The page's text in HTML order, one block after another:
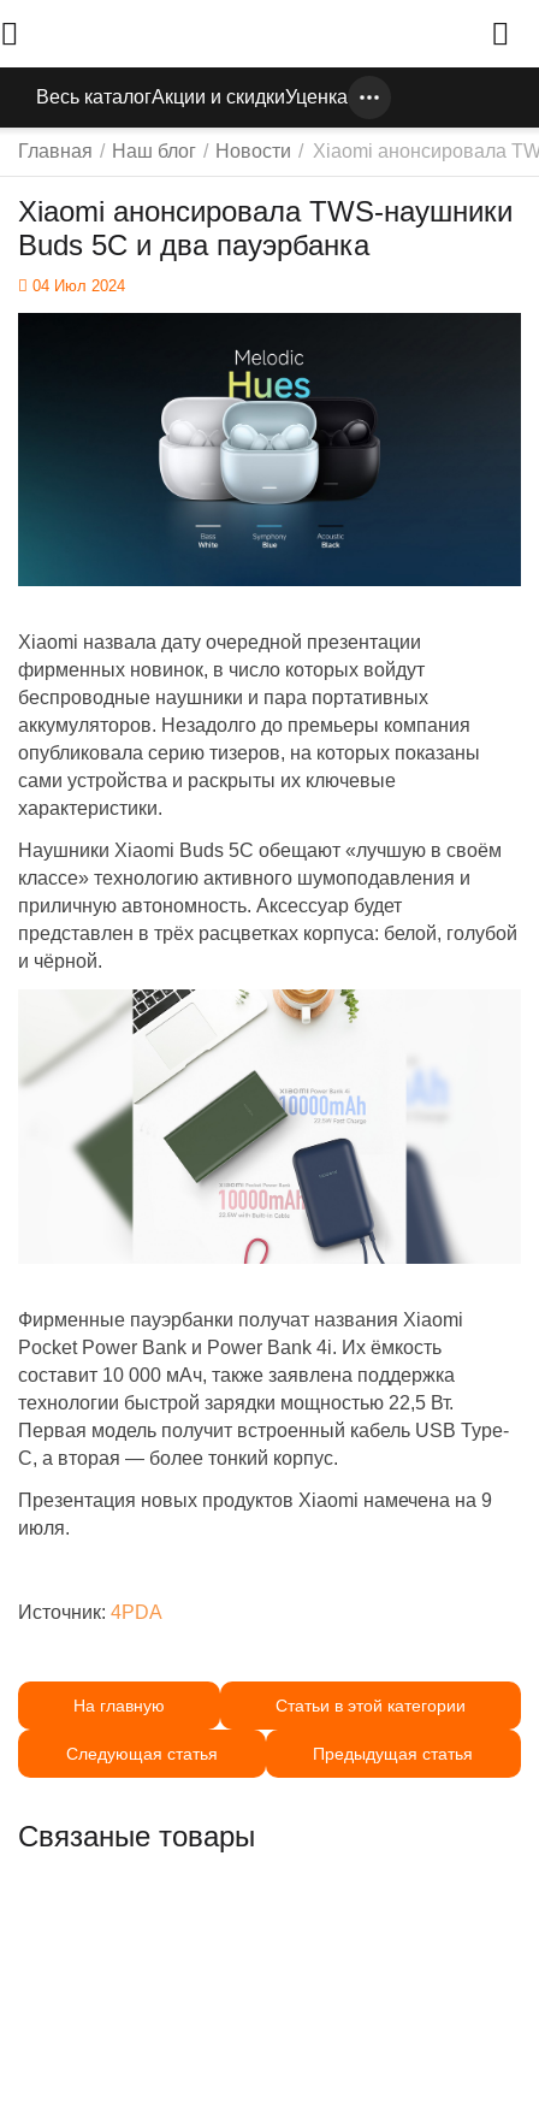
Весь каталогАкции и скидкиУценка
Главная / Наш блог / Новости / Xiaomi анонсировала
Xiaomi анонсировала TWS-наушники
Buds 5C и два пауэрбанка
04 Июл 2024
Xiaomi назвала дату очередной презентации
фирменных новинок, в число которых войдут
беспроводные наушники и пара портативных
аккумуляторов. Незадолго до премьеры компания
опубликовала серию тизеров, на которых показаны
сами устройства и раскрыты их ключевые
характеристики.
Наушники Xiaomi Buds 5C обещают «лучшую в своём
классе» технологию активного шумоподавления и
приличную автономность. Аксессуар будет
представлен в трёх расцветках корпуса: белой, голубой
и чёрной.
Фирменные пауэрбанки получат названия Xiaomi
Pocket Power Bank и Power Bank 4i. Их ёмкость
составит 10 000 мАч, также заявлена поддержка
технологии быстрой зарядки мощностью 22,5 Вт.
Первая модель получит встроенный кабель USB Type-
C, а вторая — более тонкий корпус.
Презентация новых продуктов Xiaomi намечена на 9
июля.
Источник: 4PDA
На главную Статьи в этой категории
Следующая статья Предыдущая статья
Связаные товары